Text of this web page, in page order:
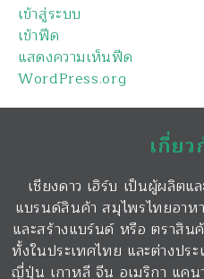
เข้าสู่ระบบ
เข้าฟีด
แสดงความเห็นฟีด
WordPress.org
เกี่ยว
เชียงดาว เฮิร์บ เป็นผู้ผลิต
แบรนด์สินค้า สมุไพรไทยอาห
และสร้างแบร์นด์ หรือ ตราสิ
ทั้งในประเทศไทย และต่างปร
ญี่ปุ่น เกาหลี จีน อเมริกา แคน